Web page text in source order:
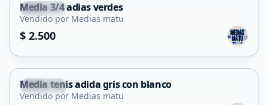
Capital
Media 3/4 adias verdes
Vendido por Medias matu
$ 2.500
Capital
Media tenis adida gris con blanco
Vendido por Medias matu